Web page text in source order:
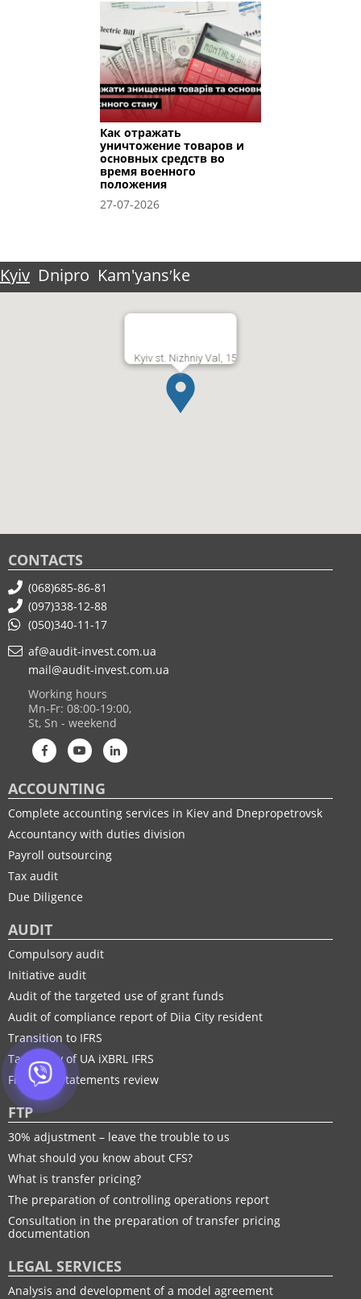
Как отражать
уничтожение товаров и
основных средств во
время военного
положения
27-07-2026
Kyiv Dnipro Kam'yansʹke
Kyiv st. Nizhniy Val, 15
CONTACTS
(068)685-86-81
(097)338-12-88
(050)340-11-17
af@audit-invest.com.ua
mail@audit-invest.com.ua
Working hours
Mn-Fr: 08:00-19:00,
St, Sn - weekend
ACCOUNTING
Complete accounting services in Kiev and Dnepropetrovsk
Accountancy with duties division
Payroll outsourcing
Tax audit
Due Diligence
AUDIT
Compulsory audit
Initiative audit
Audit of the targeted use of grant funds
Audit of compliance report of Diia City resident
Transition to IFRS
Taxonomy of UA іXBRL IFRS
Financial statements review
FTP
30% adjustment – leave the trouble to us
What should you know about CFS?
What is transfer pricing?
The preparation of controlling operations report
Consultation in the preparation of transfer pricing
documentation
LEGAL SERVICES
Analysis and development of a model agreement